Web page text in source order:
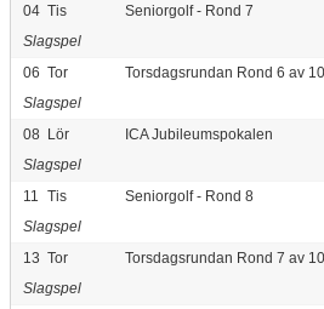
04 Tis
Seniorgolf - Rond 7
Slagspel
06 Tor
Torsdagsrundan Rond 6 av 10
Slagspel
08 Lör
ICA Jubileumspokalen
Slagspel
11 Tis
Seniorgolf - Rond 8
Slagspel
13 Tor
Torsdagsrundan Rond 7 av 10
Slagspel